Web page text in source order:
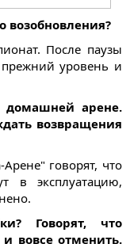
возобновления?
После паузы
уровень и
домашней арене.
возвращения
говорят, что
в эксплуатацию,
Говорят, что
вовсе отменить.